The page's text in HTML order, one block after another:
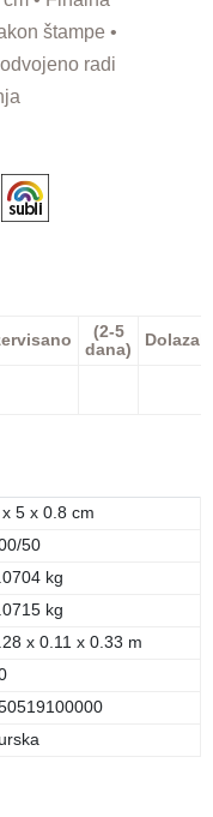
štampe •
radi
(2-5
dana)
Dolazak
5 x 0.8 cm
50
kg
kg
x 0.11 x 0.33 m